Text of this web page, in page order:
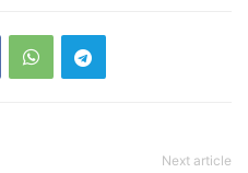
Next article